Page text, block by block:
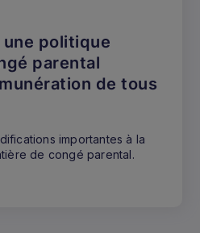
une politique
parental
de tous
importantes à la
de congé parental.